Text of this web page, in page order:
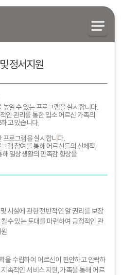
정서지원
높일 수 있는 프로그램을 실시합니다.
인 관리를 통한 입소 어르신 가족의
고 있습니다.
프로그램을 실시합니다.
램 참여를 통해 어르신들의 신체적,
일상생활의 만족감 향상을
시설에 관한 전반적인 알 권리를 보장
수 있는 토대를 마련하여 긍정적인 관
을 수립하여 어르신이 편안하고 안락하
속적인 서비스 지원, 가족을 통해 어르